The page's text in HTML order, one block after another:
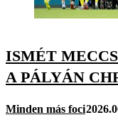
ISMÉT
A PÁLYÁN
Minden más foci